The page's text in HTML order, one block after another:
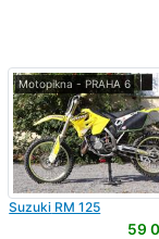
Motopikna - PRAHA 6
Suzuki RM 125
59